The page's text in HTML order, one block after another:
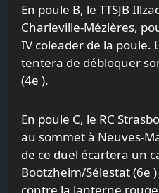
En poule B, le TTSJB
Charleville-Mézières,
IV coleader de la poule.
tentera de débloquer
(4e ).
En poule C, le RC
au sommet à Neuves-
de ce duel écartera un
Bootzheim/Sélestat (6e